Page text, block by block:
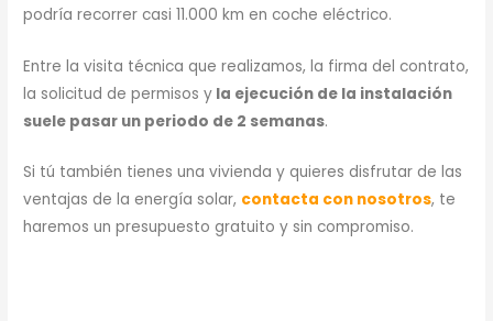
podría recorrer casi 11.000 km en coche eléctrico.
Entre la visita técnica que realizamos, la firma del contrato,
la solicitud de permisos y la ejecución de la instalación
suele pasar un periodo de 2 semanas.
Si tú también tienes una vivienda y quieres disfrutar de las
ventajas de la energía solar, contacta con nosotros, te
haremos un presupuesto gratuito y sin compromiso.